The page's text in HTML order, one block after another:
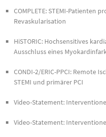
COMPLETE: STEMI-
Revaskularisation
HiSTORIC: Hochsensitives
Ausschluss eines
CONDI-2/ERIC-PPCI: Remote
STEMI und primärer PCI
Video-Statement:
Video-Statement: